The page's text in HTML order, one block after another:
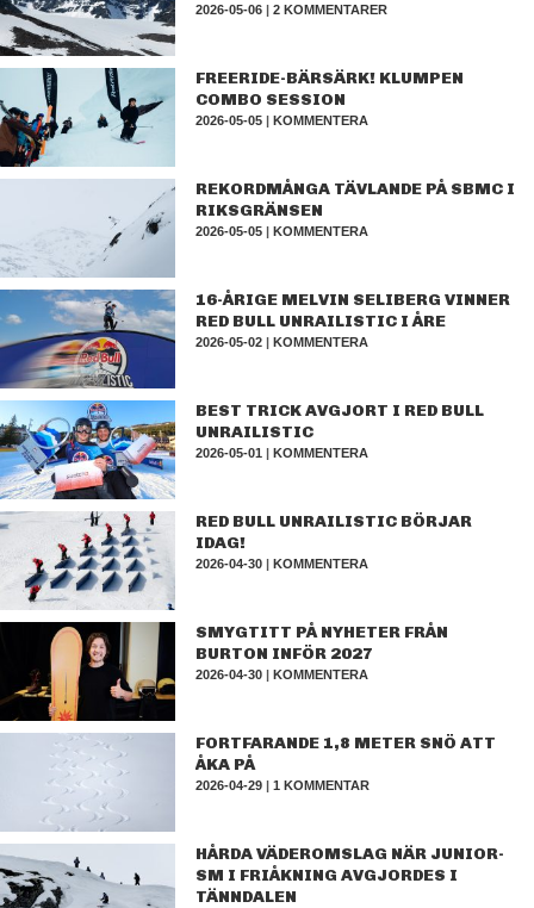
2026-05-06 |2 KOMMENTARER
FREERIDE-BÄRSÄRK! KLUMPEN
COMBO SESSION
2026-05-05 |KOMMENTERA
REKORDMÅNGA TÄVLANDE PÅ SBMC I
RIKSGRÄNSEN
2026-05-05 |KOMMENTERA
16-ÅRIGE MELVIN SELIBERG VINNER
RED BULL UNRAILISTIC I ÅRE
2026-05-02 |KOMMENTERA
BEST TRICK AVGJORT I RED BULL
UNRAILISTIC
2026-05-01 |KOMMENTERA
RED BULL UNRAILISTIC BÖRJAR
IDAG!
2026-04-30 |KOMMENTERA
SMYGTITT PÅ NYHETER FRÅN
BURTON INFÖR 2027
2026-04-30 |KOMMENTERA
FORTFARANDE 1,8 METER SNÖ ATT
ÅKA PÅ
2026-04-29 |1 KOMMENTAR
HÅRDA VÄDEROMSLAG NÄR JUNIOR-
SM I FRIÅKNING AVGJORDES I
TÄNNDALEN